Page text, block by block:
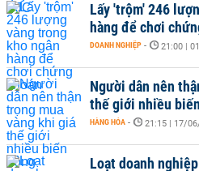
Lấy 'trộm' 246
hàng để chơi
DOANH NGHIỆP - 21:00 |
Người dân nên
thế giới nhiều
HÀNG HÓA - 21:15 | 17/
Loạt doanh